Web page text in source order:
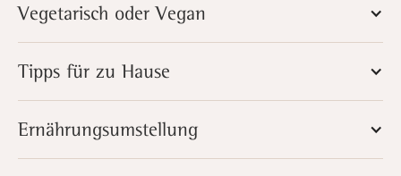
Vegetarisch oder Vegan
Tipps für zu Hause
Ernährungsumstellung